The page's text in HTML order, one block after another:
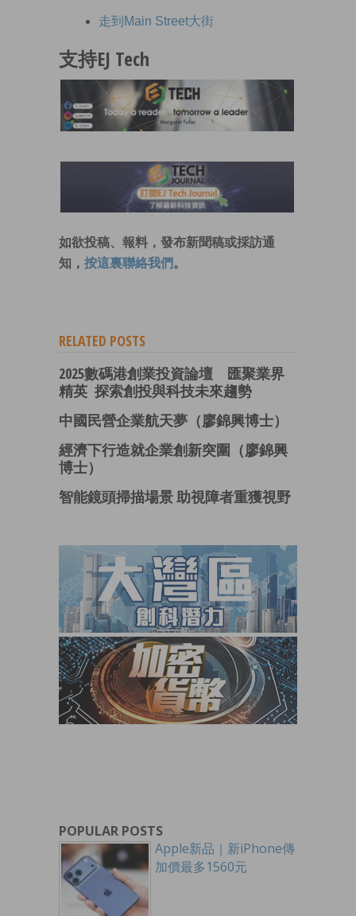
走到Main Street大街
支持EJ Tech
如欲投稿、報料，發布新聞稿或採訪通
知， 按這裏聯絡我們 。
RELATED POSTS
2025數碼港創業投資論壇 匯聚業界
精英 探索創投與科技未來趨勢
中國民營企業航天夢（廖錦興博士）
經濟下行造就企業創新突圍（廖錦興
博士）
智能鏡頭掃描場景 助視障者重獲視野
POPULAR POSTS
Apple新品｜新iPhone傳
加價最多1560元